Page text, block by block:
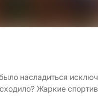
насладиться
Жаркие